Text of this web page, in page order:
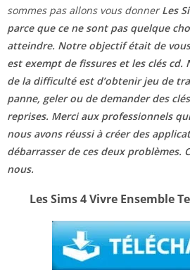
sommes pas allons vous donnerLes
parce que ce ne sont pas quelque
atteindre. Notre objectif était de
est exempt de fissures et les clés cd.
de la difficulté est d’obtenir jeu de
panne, geler ou de demander des clés
reprises. Merci aux professionnels
nous avons réussi à créer des
débarrasser de ces deux problèmes.
nous.
Les Sims 4 Vivre Ensemble